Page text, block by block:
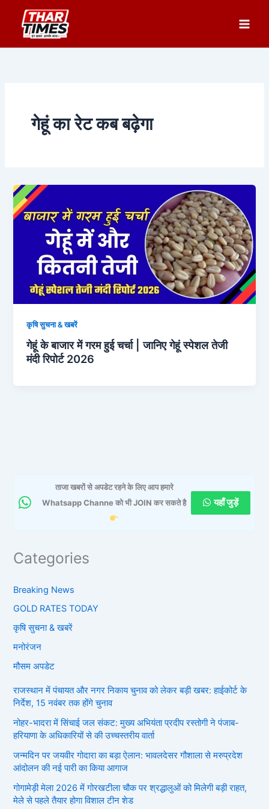
content
गेहूं का रेट कब बढ़ेगा
कृषि सुचना & खबरें
गेहूं के बाजार में गरम हुई चर्चा | जानिए गेहूं स्पेशल तेजी
मंदी रिपोर्ट 2026
ताजा खबरों से अपडेट रहने के लिए आप हमारे
Whatsapp Channe को भी JOIN कर सकते है
यहाँ जुड़ें
Categories
Breaking News
GOLD RATES TODAY
कृषि सुचना & खबरें
मनोरंजन
मौसम अपडेट
राजस्थान में पंचायत और नगर निकाय चुनाव को लेकर बड़ी खबर: हाईकोर्ट के
निर्देश, 15 नवंबर तक होंगे चुनाव
नोहर-भादरा में सिंचाई जल संकट: मुख्य अभियंता प्रदीप रस्तोगी ने पंजाब-
हरियाणा के अधिकारियों से की उच्चस्तरीय वार्ता
जन्मदिन पर जयवीर गोदारा का बड़ा ऐलान: भावलदेसर गौशाला से मरुप्रदेश
आंदोलन की नई पारी का किया आगाज
गोगामेड़ी मेला 2026 में गोरखटीला चौक पर श्रद्धालुओं को मिलेगी बड़ी राहत,
मेले से पहले तैयार होगा विशाल टीन शेड